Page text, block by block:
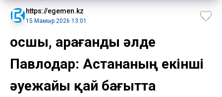
https://egemen.kz
15 Мамыр 2026 13:01
Қосшы, Қарағанды әлде
Павлодар: Астананың екінші
әуежайы қай бағытта